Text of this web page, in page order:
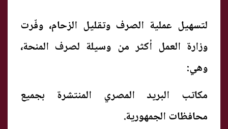
لتسهيل عملية الصرف وتقليل الزحام، وفّرت
وزارة العمل أكثر من وسيلة لصرف المنحة،
وهي:
مكاتب البريد المصري المنتشرة بجميع
محافظات الجمهورية.